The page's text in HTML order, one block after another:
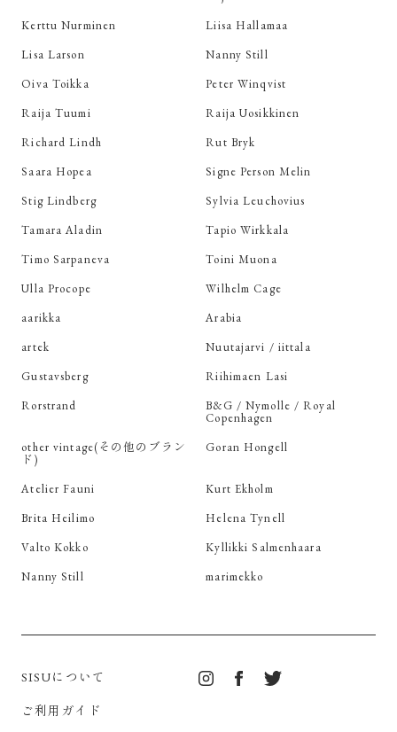
Kerttu Nurminen
Liisa Hallamaa
Lisa Larson
Nanny Still
Oiva Toikka
Peter Winqvist
Raija Tuumi
Raija Uosikkinen
Richard Lindh
Rut Bryk
Saara Hopea
Signe Person Melin
Stig Lindberg
Sylvia Leuchovius
Tamara Aladin
Tapio Wirkkala
Timo Sarpaneva
Toini Muona
Ulla Procope
Wilhelm Cage
aarikka
Arabia
artek
Nuutajarvi / iittala
Gustavsberg
Riihimaen Lasi
Rorstrand
B&G / Nymolle / Royal
Copenhagen
other vintage(その他のブラン
ド)
Goran Hongell
Atelier Fauni
Kurt Ekholm
Brita Heilimo
Helena Tynell
Valto Kokko
Kyllikki Salmenhaara
Nanny Still
marimekko
SISUについて
ご利用ガイド